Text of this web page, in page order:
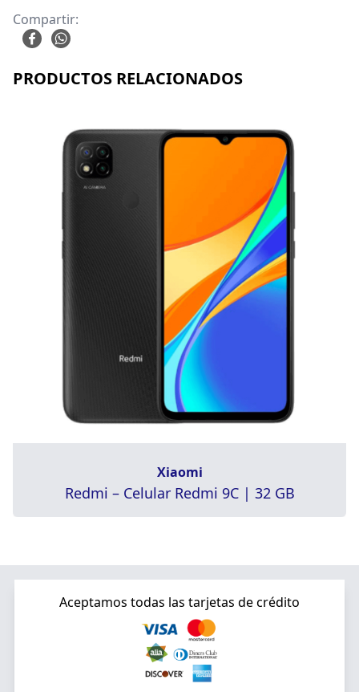
Compartir:
PRODUCTOS RELACIONADOS
Xiaomi
Redmi – Celular Redmi 9C | 32 GB
Aceptamos todas las tarjetas de crédito